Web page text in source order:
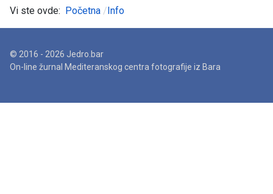
Vi ste ovde: Početna Info
© 2016 - 2026 Jedro.bar
On-line žurnal Mediteranskog centra fotografije iz Bara